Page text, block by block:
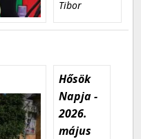
Tibor
Hősök
Napja -
2026.
május